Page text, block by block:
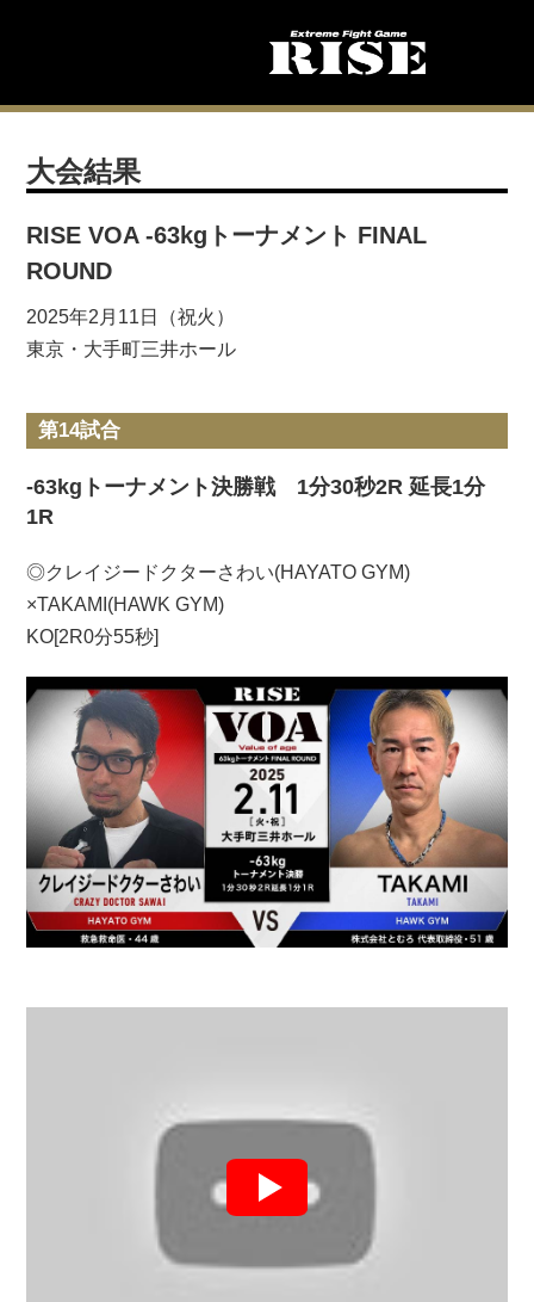
大会結果
RISE VOA -63kgトーナメント FINAL
ROUND
2025年2月11日（祝火）
東京・大手町三井ホール
第14試合
-63kgトーナメント決勝戦 1分30秒2R 延長1分
1R
◎クレイジードクターさわい(HAYATO GYM)
×TAKAMI(HAWK GYM)
KO[2R0分55秒]